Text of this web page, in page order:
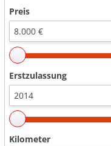
Preis
Erstzulassung
Kilometer